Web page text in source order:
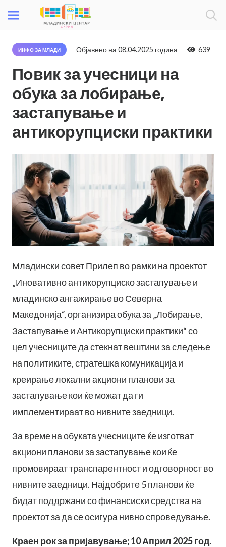
ИНФО ЗА МЛАДИ Објавено на08.04.2025 година 639
Повик за учесници на
обука за лобирање,
застапување и
антикорупциски практики
Младински совет Прилеп во рамки на проектот
„Иновативно антикорупциско застапување и
младинско ангажирање во Северна
Македонија“, организира обука за „Лобирање,
Застапување и Антикорупциски практики“ со
цел учесниците да стекнат вештини за следење
на политиките, стратешка комуникација и
креирање локални акциони планови за
застапување кои ќе можат да ги
имплементираат во нивните заедници.
За време на обуката учесниците ќе изготват
акциони планови за застапување кои ќе
промовираат транспарентност и одговорност во
нивните заедници. Најдобрите 5 планови ќе
бидат поддржани со финансиски средства на
проектот за да се осигура нивно спроведување.
Краен рок за пријавување; 10 Април 2025 год.